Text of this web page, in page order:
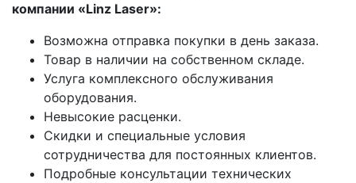
компании «Linz Laser»:
Возможна отправка покупки в день заказа.
Товар в наличии на собственном складе.
Услуга комплексного обслуживания
оборудования.
Невысокие расценки.
Скидки и специальные условия
сотрудничества для постоянных клиентов.
Подробные консультации технических